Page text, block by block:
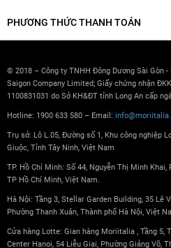
PHƯƠNG THỨC THANH TOÁN
© 2018 – Công ty TNHH Đông Dương Sài Gòn -
Saigon Company Limited; Giấy chứng nhận
1100831031 do Sở KH&ĐT tỉnh Long An cấp
Hotline: 1900 633 580 – Email:
Trụ sở: Lô L.05, Đường số 1, Khu công nghiệp
Giuộc, Tỉnh Tây Ninh, Việt Nam
TP. Hồ Chí Minh: Số 44, Nguyễn Thị Minh Khai,
TP Hồ Chí Minh, Việt Nam.
Hà Nội: Tầng 3, Stellar Garden Building, 35 Lê
Phường Thanh Xuân, Thành phố Hà Nội, Việt
Cửa hàng Lotte: Gian hàng Moriitalia , Tầng 5,
Center Hanoi, 54 Liễu Giai, Phường Giảng Võ,